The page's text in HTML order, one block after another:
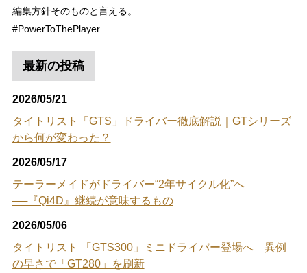
編集方針そのものと言える。
#PowerToThePlayer
最新の投稿
2026/05/21
タイトリスト「GTS」ドライバー徹底解説｜GTシリーズ
から何が変わった？
2026/05/17
テーラーメイドがドライバー“2年サイクル化”へ
──『Qi4D』継続が意味するもの
2026/05/06
タイトリスト 「GTS300」ミニドライバー登場へ 異例
の早さで「GT280」を刷新